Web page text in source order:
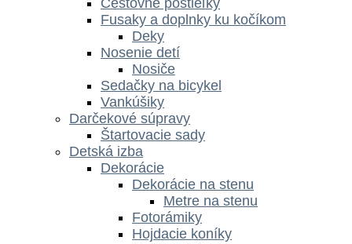
Cestovné postieľky
Fusaky a doplnky ku kočíkom
Deky
Nosenie detí
Nosiče
Sedačky na bicykel
Vankúšiky
Darčekové súpravy
Štartovacie sady
Detská izba
Dekorácie
Dekorácie na stenu
Metre na stenu
Fotorámiky
Hojdacie koníky